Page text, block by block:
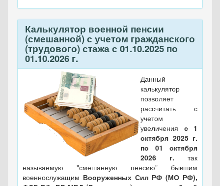
Калькулятор военной пенсии
(смешанной) с учетом гражданского
(трудового) стажа с 01.10.2025 по
01.10.2026 г.
Данный
калькулятор
позволяет
рассчитать с
учетом
увеличения с 1
октября 2025 г.
по 01 октября
2026 г. так
называемую "смешанную пенсию" бывшим
военнослужащим Вооруженных Сил РФ (МО РФ),